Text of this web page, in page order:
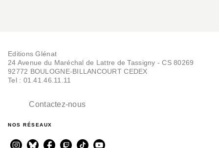
Editions Glénat
24 Avenue du Maréchal de Lattre de Tassigny - CS 80269
92772 BOULOGNE-BILLANCOURT CEDEX
Tel : 01.41.46.11.11
Contactez-nous
NOS RÉSEAUX